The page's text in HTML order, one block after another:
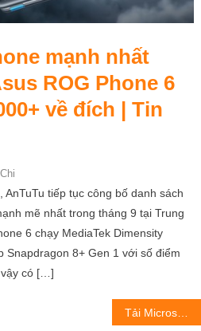
mạnh nhất
ROG Phone 6
về đích | Tin
tiếp tục công bố danh sách
mẽ nhất trong tháng 9 tại Trung
6 chạy MediaTek Dimensity
Snapdragon 8+ Gen 1 với số điểm
vậy có […]
Tải Microsoft Office 2016, Key Office 2016 Full Bản quyền 2022